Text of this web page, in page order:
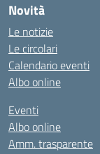
Novità
Le notizie
Le circolari
Calendario eventi
Albo online
Eventi
Albo online
Amm. trasparente